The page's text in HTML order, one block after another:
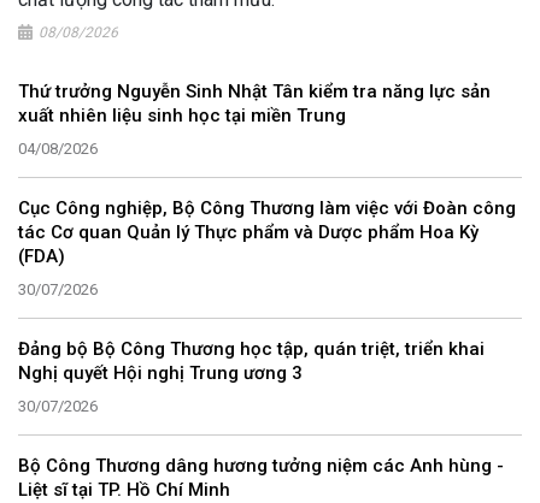
08/08/2026
Thứ trưởng Nguyễn Sinh Nhật Tân kiểm tra năng lực sản
xuất nhiên liệu sinh học tại miền Trung
04/08/2026
Cục Công nghiệp, Bộ Công Thương làm việc với Đoàn công
tác Cơ quan Quản lý Thực phẩm và Dược phẩm Hoa Kỳ
(FDA)
30/07/2026
Đảng bộ Bộ Công Thương học tập, quán triệt, triển khai
Nghị quyết Hội nghị Trung ương 3
30/07/2026
Bộ Công Thương dâng hương tưởng niệm các Anh hùng -
Liệt sĩ tại TP. Hồ Chí Minh